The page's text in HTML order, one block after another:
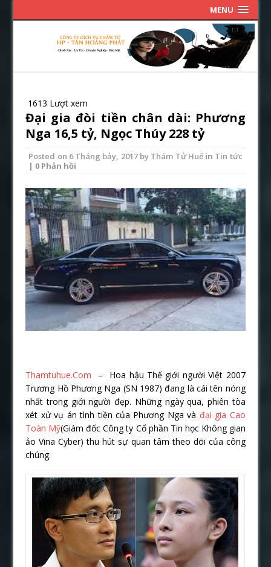
MENU
1613 Lượt xem
Đại gia đòi tiền chân dài: Phương
Nga 16,5 tỷ, Ngọc Thúy 228 tỷ
Posted on 6 Tháng bảy, 2017by Thám Tử Huếin Tin tức
| 0 Phản hồi
Thamtuhue.Com
– Hoa hậu Thế giới người Việt 2007
Trương Hồ Phương Nga (SN 1987) đang là cái tên nóng
nhất trong giới người đẹp. Những ngày qua, phiên tòa
xét xử vụ án tình tiền của Phương Nga và đại gia Cao
Toàn Mỹ(Giám đốc Công ty Cổ phần Tin học Không gian
ảo Vina Cyber) thu hút sự quan tâm theo dõi của công
chúng.